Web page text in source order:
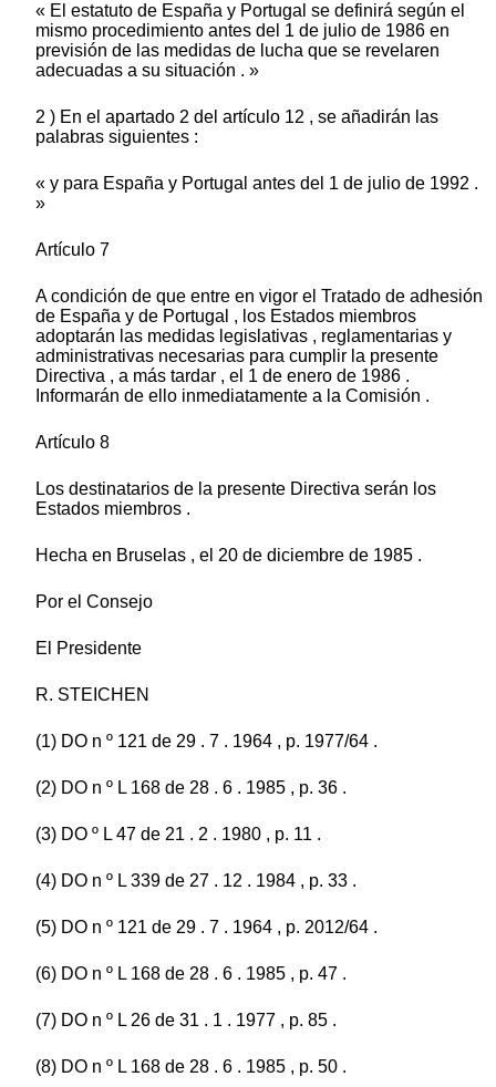
« El estatuto de España y Portugal se definirá según el
mismo procedimiento antes del 1 de julio de 1986 en
previsión de las medidas de lucha que se revelaren
adecuadas a su situación . »
2 ) En el apartado 2 del artículo 12 , se añadirán las
palabras siguientes :
« y para España y Portugal antes del 1 de julio de 1992 .
»
Artículo 7
A condición de que entre en vigor el Tratado de adhesión
de España y de Portugal , los Estados miembros
adoptarán las medidas legislativas , reglamentarias y
administrativas necesarias para cumplir la presente
Directiva , a más tardar , el 1 de enero de 1986 .
Informarán de ello inmediatamente a la Comisión .
Artículo 8
Los destinatarios de la presente Directiva serán los
Estados miembros .
Hecha en Bruselas , el 20 de diciembre de 1985 .
Por el Consejo
El Presidente
R. STEICHEN
(1) DO n º 121 de 29 . 7 . 1964 , p. 1977/64 .
(2) DO n º L 168 de 28 . 6 . 1985 , p. 36 .
(3) DO º L 47 de 21 . 2 . 1980 , p. 11 .
(4) DO n º L 339 de 27 . 12 . 1984 , p. 33 .
(5) DO n º 121 de 29 . 7 . 1964 , p. 2012/64 .
(6) DO n º L 168 de 28 . 6 . 1985 , p. 47 .
(7) DO n º L 26 de 31 . 1 . 1977 , p. 85 .
(8) DO n º L 168 de 28 . 6 . 1985 , p. 50 .